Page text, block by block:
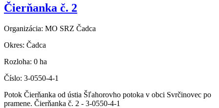
Čierňanka č. 2
Organizácia: MO SRZ Čadca
Okres: Čadca
Rozloha: 0 ha
Číslo: 3-0550-4-1
Potok Čierňanka od ústia Šľahorovho potoka v obci Svrčinovec po
pramene. Čierňanka č. 2 - 3-0550-4-1